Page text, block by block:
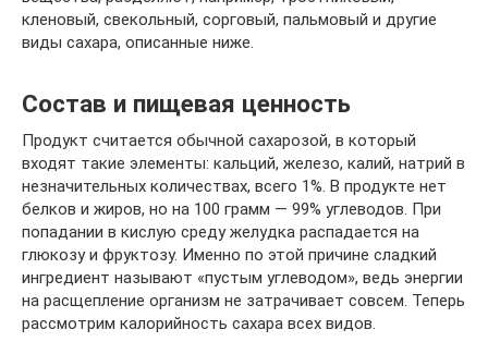
кленовый, свекольный, сорговый, пальмовый и другие
виды сахара, описанные ниже.
Состав и пищевая ценность
Продукт считается обычной сахарозой, в который
входят такие элементы: кальций, железо, калий, натрий в
незначительных количествах, всего 1%. В продукте нет
белков и жиров, но на 100 грамм — 99% углеводов. При
попадании в кислую среду желудка распадается на
глюкозу и фруктозу. Именно по этой причине сладкий
ингредиент называют «пустым углеводом», ведь энергии
на расщепление организм не затрачивает совсем. Теперь
рассмотрим калорийность сахара всех видов.